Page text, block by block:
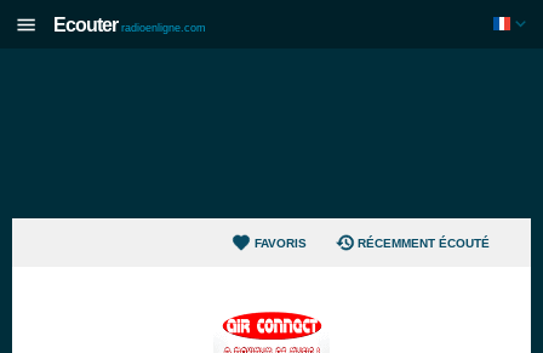
Ecouter radioenligne.com
FAVORIS RÉCEMMENT ÉCOUTÉ